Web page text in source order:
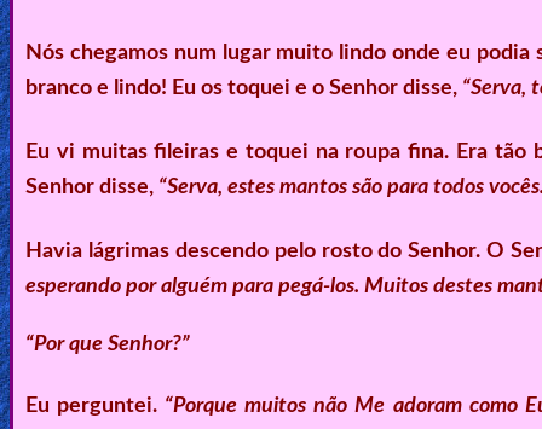
Nós chegamos num lugar muito lindo onde eu
branco e lindo! Eu os toquei e o Senhor disse, “Serva,
Eu vi muitas fileiras e toquei na roupa fina. Era
Senhor disse, “Serva, estes mantos são para todos
Havia lágrimas descendo pelo rosto do Senhor. O
esperando por alguém para pegá-los. Muitos destes
“Por que Senhor?”
Eu perguntei. “Porque muitos não Me adoram como